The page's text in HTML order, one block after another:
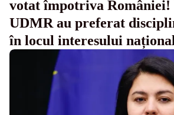
votat împotriva României!
UDMR au preferat
în locul interesului